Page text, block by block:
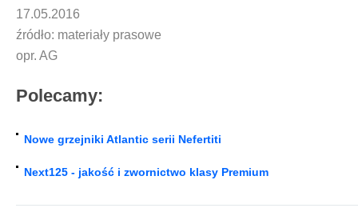
17.05.2016
źródło: materiały prasowe
opr. AG
Polecamy:
Nowe grzejniki Atlantic serii Nefertiti
Next125 - jakość i zwornictwo klasy Premium